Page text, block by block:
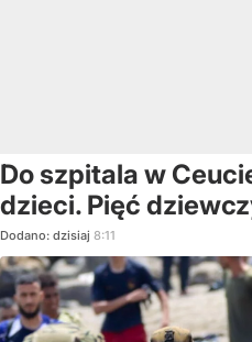
Do szpitala w
dzieci. Pięć
Dodano: dzisiaj 8:11